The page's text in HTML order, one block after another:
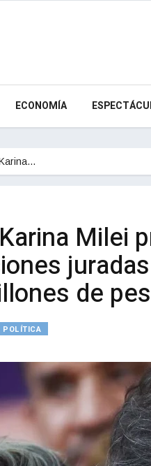
ECONOMÍA
Milei
de
POLÍTICA